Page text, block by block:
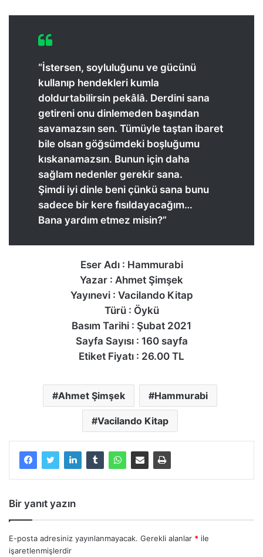
“İstersen, soyluluğunu ve gücünü
kullanıp hendekleri kumla
doldurtabilirsin pekâlâ. Derdini sana
getireni onu dinlemeden başından
savamazsın sen. Tümüyle taştan ibaret
bile olsan göğsümdeki boşluğumu
kıskanamazsın. Bunun için daha
sağlam nedenler gerekir sana.
Şimdi iyi dinle beni çünkü sana bunu
sadece bir kere fısıldayacağım…
Bana yardım etmez misin?”
Eser Adı : Hammurabi
Yazar : Ahmet Şimşek
Yayınevi : Vacilando Kitap
Türü : Öykü
Basım Tarihi : Şubat 2021
Sayfa Sayısı : 160 sayfa
Etiket Fiyatı : 26.00 TL
Ahmet Şimşek Hammurabi
Vacilando Kitap
Bir yanıt yazın
E-posta adresiniz yayınlanmayacak. Gerekli alanlar * ile
işaretlenmişlerdir